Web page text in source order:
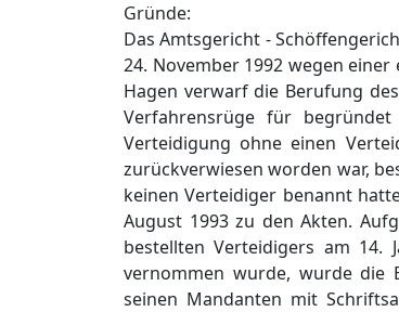
Gründe:
Das Amtsgericht -
24. November 1992 wegen
Hagen verwarf die Berufung
Verfahrensrüge für
Verteidigung ohne einen
zurückverwiesen worden war,
keinen Verteidiger benannt
August 1993 zu den Akten.
bestellten Verteidigers am 14.
vernommen wurde, wurde die
seinen Mandanten mit